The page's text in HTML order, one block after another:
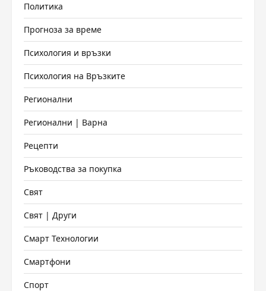
Политика
Прогноза за време
Психология и връзки
Психология на Връзките
Регионални
Регионални | Варна
Рецепти
Ръководства за покупка
Свят
Свят | Други
Смарт Технологии
Смартфони
Спорт